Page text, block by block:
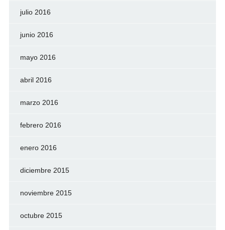
julio 2016
junio 2016
mayo 2016
abril 2016
marzo 2016
febrero 2016
enero 2016
diciembre 2015
noviembre 2015
octubre 2015